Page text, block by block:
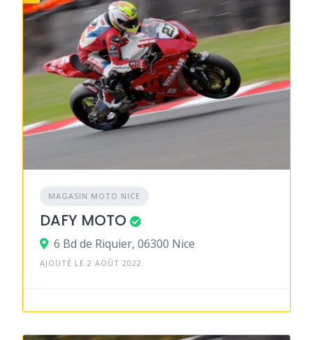
MAGASIN MOTO NICE
DAFY MOTO
6 Bd de Riquier, 06300 Nice
AJOUTÉ LE 2 AOÛT 2022